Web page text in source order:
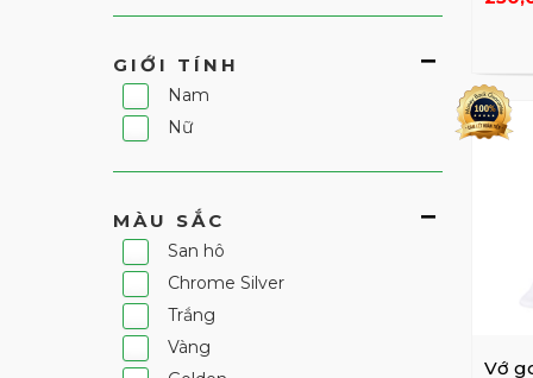
Ecco
Castelbajac
JDX
Fila
Kakao Friends Golf
HEAL CREEK
Skechers
HERITORY
GIỚI TÍNH
Nam
Nữ
MÀU SẮC
San hô
Chrome Silver
Trắng
Vàng
Vớ